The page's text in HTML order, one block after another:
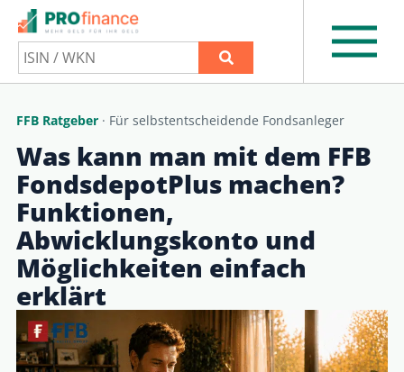
FFB Ratgeber · Für selbstentscheidende Fondsanleger
Was kann man mit dem FFB
FondsdepotPlus machen?
Funktionen,
Abwicklungskonto und
Möglichkeiten einfach
erklärt